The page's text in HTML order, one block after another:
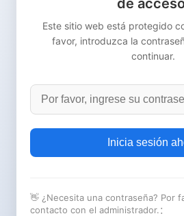
Este sitio web está protegido
favor, introduzca la
continuar.
Inicia sesión
👋 ¿Necesita una contraseña? Por
contacto con el administrador.：